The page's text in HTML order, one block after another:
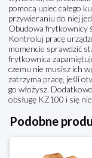
pomocą upiec całego
przywieraniu do niej
Obudowa frytkownicy
Kontroluj pracę
momencie sprawdzić
frytkownica
czemu nie musisz ich
zatrzyma pracę, jeśli
go włożysz.
obsługę KZ100 i się
Podobne